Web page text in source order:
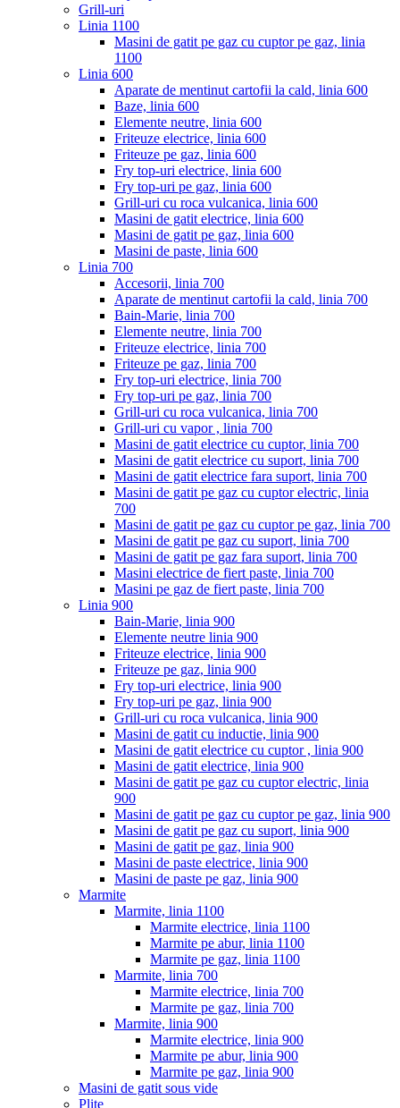
Grill-uri
Linia 1100
Masini de gatit pe gaz cu cuptor pe gaz, linia
1100
Linia 600
Aparate de mentinut cartofii la cald, linia 600
Baze, linia 600
Elemente neutre, linia 600
Friteuze electrice, linia 600
Friteuze pe gaz, linia 600
Fry top-uri electrice, linia 600
Fry top-uri pe gaz, linia 600
Grill-uri cu roca vulcanica, linia 600
Masini de gatit electrice, linia 600
Masini de gatit pe gaz, linia 600
Masini de paste, linia 600
Linia 700
Accesorii, linia 700
Aparate de mentinut cartofii la cald, linia 700
Bain-Marie, linia 700
Elemente neutre, linia 700
Friteuze electrice, linia 700
Friteuze pe gaz, linia 700
Fry top-uri electrice, linia 700
Fry top-uri pe gaz, linia 700
Grill-uri cu roca vulcanica, linia 700
Grill-uri cu vapor , linia 700
Masini de gatit electrice cu cuptor, linia 700
Masini de gatit electrice cu suport, linia 700
Masini de gatit electrice fara suport, linia 700
Masini de gatit pe gaz cu cuptor electric, linia
700
Masini de gatit pe gaz cu cuptor pe gaz, linia 700
Masini de gatit pe gaz cu suport, linia 700
Masini de gatit pe gaz fara suport, linia 700
Masini electrice de fiert paste, linia 700
Masini pe gaz de fiert paste, linia 700
Linia 900
Bain-Marie, linia 900
Elemente neutre linia 900
Friteuze electrice, linia 900
Friteuze pe gaz, linia 900
Fry top-uri electrice, linia 900
Fry top-uri pe gaz, linia 900
Grill-uri cu roca vulcanica, linia 900
Masini de gatit cu inductie, linia 900
Masini de gatit electrice cu cuptor , linia 900
Masini de gatit electrice, linia 900
Masini de gatit pe gaz cu cuptor electric, linia
900
Masini de gatit pe gaz cu cuptor pe gaz, linia 900
Masini de gatit pe gaz cu suport, linia 900
Masini de gatit pe gaz, linia 900
Masini de paste electrice, linia 900
Masini de paste pe gaz, linia 900
Marmite
Marmite, linia 1100
Marmite electrice, linia 1100
Marmite pe abur, linia 1100
Marmite pe gaz, linia 1100
Marmite, linia 700
Marmite electrice, linia 700
Marmite pe gaz, linia 700
Marmite, linia 900
Marmite electrice, linia 900
Marmite pe abur, linia 900
Marmite pe gaz, linia 900
Masini de gatit sous vide
Plite